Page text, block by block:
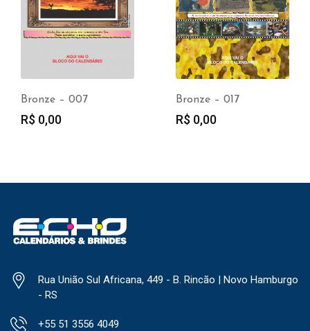
Bronze – 007
R$ 0,00
Bronze – 017
R$ 0,00
Rua União Sul Africana, 449 - B. Rincão | Novo Hamburgo
- RS
+55 51 3556 4049